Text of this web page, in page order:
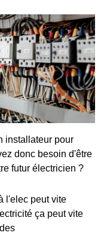
installateur pour
donc besoin d'être
futur électricien ?
l'elec peut vite
ça peut vite